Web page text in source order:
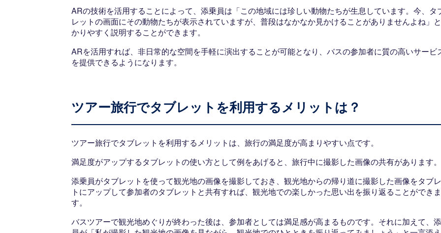
ARの技術を活用することによって、添乗員は「この地域には珍しい動物たちが生息しています。今、タ
レットの画面にその動物たちが表示されていますが、普段はなかなか見かけることがありませんよね」
かりやすく説明することができます。
ARを活用すれば、非日常的な空間を手軽に演出することが可能となり、バスの参加者に質の高いサービ
を提供できるようになります。
ツアー旅行でタブレットを利用するメリットは？
ツアー旅行でタブレットを利用するメリットは、旅行の満足度が高まりやすい点です。
満足度がアップするタブレットの使い方として例をあげると、旅行中に撮影した画像の共有があります。
添乗員がタブレットを使って観光地の画像を撮影しておき、観光地からの帰り道に撮影した画像をタブ
トにアップして参加者のタブレットと共有すれば、観光地での楽しかった思い出を振り返ることができま
す。
バスツアーで観光地めぐりが終わった後は、参加者としては満足感が高まるものです。それに加えて、